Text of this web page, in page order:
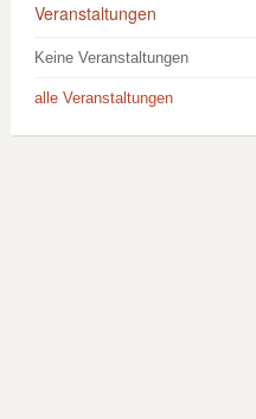
Veranstaltungen
Keine Veranstaltungen
alle Veranstaltungen